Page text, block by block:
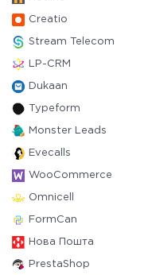
Creatio
Stream Telecom
LP-CRM
Dukaan
Typeform
Monster Leads
Evecalls
WooCommerce
Omnicell
FormCan
Нова Пошта
PrestaShop